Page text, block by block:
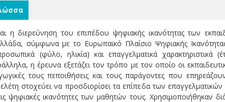
η διερεύνηση του επιπέδου ψηφιακής ικανότητας των
σύμφωνα με το Ευρωπαϊκό Πλαίσιο Ψηφιακής
(φύλο, ηλικία) και επαγγελματικά χαρακτηριστικά
η έρευνα εξετάζει τον τρόπο με τον οποίο οι
τους πεποιθήσεις και τους παράγοντες που
στοχεύει να προσδιορίσει τα επίπεδα των
ψηφιακές ικανότητες των μαθητών τους. Χρησιμοποιήθηκαν